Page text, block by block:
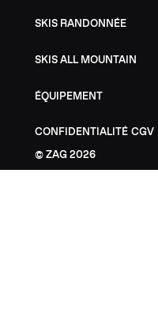
SKIS RANDONNÉE
SKIS ALL MOUNTAIN
ÉQUIPEMENT
CONFIDENTIALITÉ CGV
ZAG 2026